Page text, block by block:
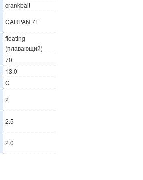
crankbait
CARPAN 7F
floating
(плавающий)
70
13.0
C
2
2.5
2.0